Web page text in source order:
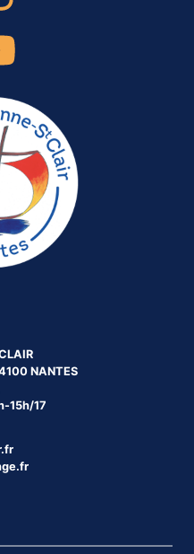
NANTES
15h/17